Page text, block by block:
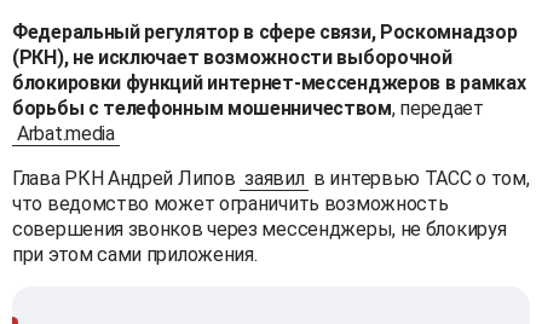
Федеральный регулятор в сфере связи, Роскомнадзор
(РКН), не исключает возможности выборочной
блокировки функций интернет-мессенджеров в рамках
борьбы с телефонным мошенничеством, передает
Arbat.media
Глава РКН Андрей Липов заявил в интервью ТАСС о том,
что ведомство может ограничить возможность
совершения звонков через мессенджеры, не блокируя
при этом сами приложения.